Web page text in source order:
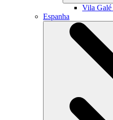
Vila Galé
Espanha